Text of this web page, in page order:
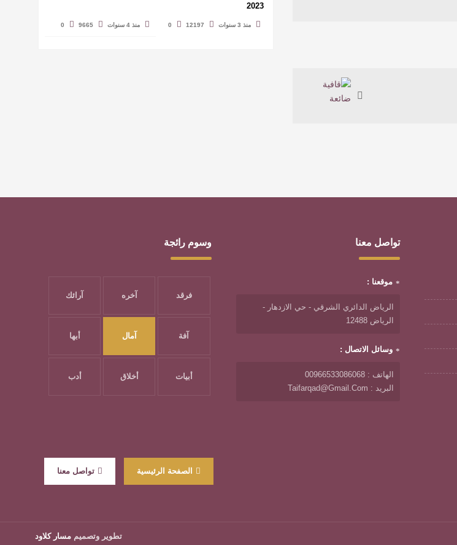
2023
منذ 3 سنوات 12197
0 منذ 4 سنوات 9665
0
تواصل معنا
موقعنا :
الرياض الدائري الشرقي - حي الازدهار -
الرياض 12488
وسائل الاتصال :
الهاتف : 00966533086068
البريد : Taifarqad@gmail.com
وسوم رائجة
فرقد آخره آرائك
آفة آمال أبها
أبيات أخلاق أدب
الصفحة الرئيسية تواصل معنا
تطوير وتصميم مسار كلاود